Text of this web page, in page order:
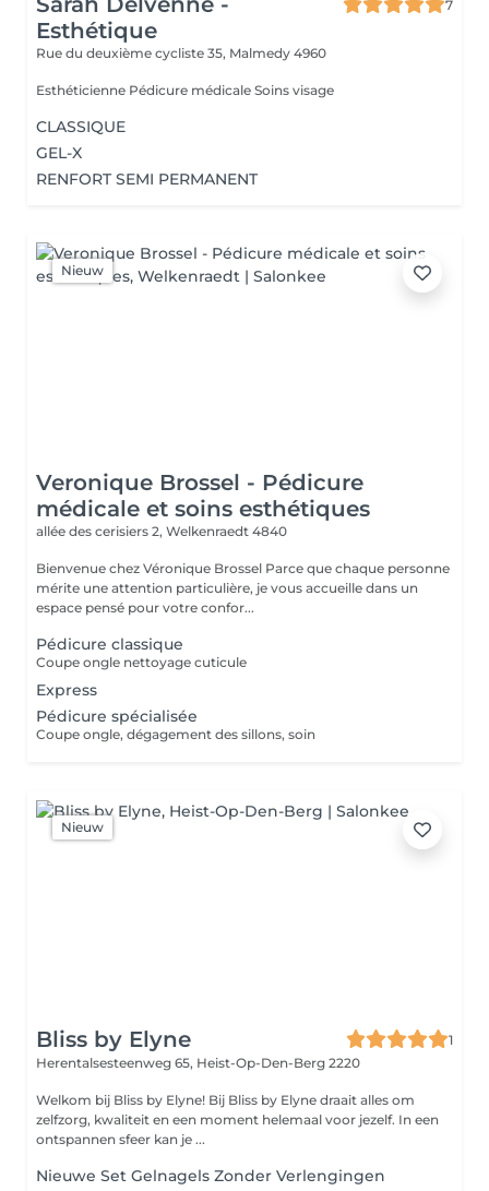
Esthétique
7
Rue du deuxième cycliste 35, Malmedy 4960
Esthéticienne Pédicure médicale Soins visage
CLASSIQUE
GEL-X
RENFORT SEMI PERMANENT
Nieuw
Veronique Brossel - Pédicure
médicale et soins esthétiques
allée des cerisiers 2, Welkenraedt 4840
Bienvenue chez Véronique Brossel Parce que chaque personne
mérite une attention particulière, je vous accueille dans un
espace pensé pour votre confor...
Pédicure classique
Coupe ongle nettoyage cuticule
Express
Pédicure spécialisée
Coupe ongle, dégagement des sillons, soin
Nieuw
Bliss by Elyne
1
Herentalsesteenweg 65, Heist-Op-Den-Berg 2220
Welkom bij Bliss by Elyne! Bij Bliss by Elyne draait alles om
zelfzorg, kwaliteit en een moment helemaal voor jezelf. In een
ontspannen sfeer kan je ...
Nieuwe Set Gelnagels Zonder Verlengingen